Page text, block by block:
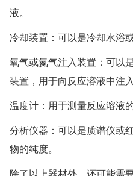
液。
冷却装置：可以是冷却水浴
氧气或氮气注入装置：可以
装置，用于向反应溶液中注
温度计：用于测量反应溶液的
分析仪器：可以是质谱仪或
物的纯度。